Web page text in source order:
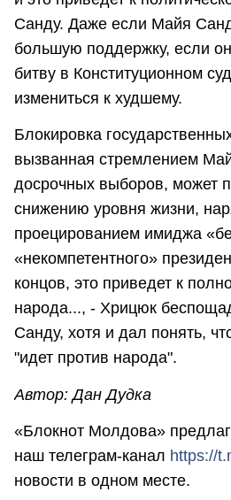
Санду. Даже если Майя
большую поддержку, если
битву в Конституционном
измениться к худшему.
Блокировка
вызванная стремлением
досрочных выборов, может
снижению уровня жизни,
проецированием имиджа
«некомпетентного»
концов, это приведет к
народа..., - Хрицюк
Санду, хотя и дал понять,
"идет против народа".
Автор: Дан Дудка
«Блокнот Молдова»
наш телеграм-канал https://
новости в одном месте.